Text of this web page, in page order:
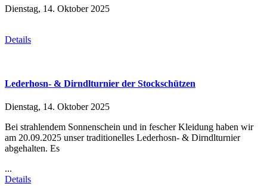
Dienstag, 14. Oktober 2025
Details
Lederhosn- & Dirndlturnier der Stockschützen
Dienstag, 14. Oktober 2025
Bei strahlendem Sonnenschein und in fescher Kleidung haben wir
am 20.09.2025 unser traditionelles Lederhosn- & Dirndlturnier
abgehalten. Es
...
Details